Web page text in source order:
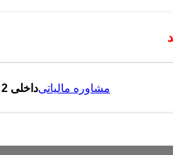
مشاوره مالیاتیداخلی 2 | 38427-021